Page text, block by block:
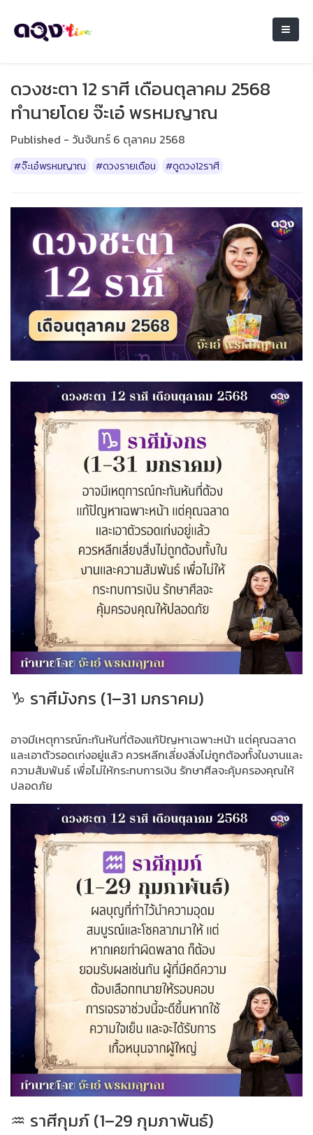
ดวงชะตา 12 ราศี เดือนตุลาคม 2568
ทำนายโดย จ๊ะเอ๋ พรหมญาณ
Published - วันจันทร์ 6 ตุลาคม 2568
#จ๊ะเอ๋พรหมญาณ #ดวงรายเดือน #ดูดวง12ราศี
♑ ราศีมังกร (1–31 มกราคม)
อาจมีเหตุการณ์กะทันหันที่ต้องแก้ปัญหาเฉพาะหน้า แต่คุณฉลาด
และเอาตัวรอดเก่งอยู่แล้ว ควรหลีกเลี่ยงสิ่งไม่ถูกต้องทั้งในงานและ
ความสัมพันธ์ เพื่อไม่ให้กระทบการเงิน รักษาศีลจะคุ้มครองคุณให้
ปลอดภัย
♒ ราศีกุมภ์ (1–29 กุมภาพันธ์)